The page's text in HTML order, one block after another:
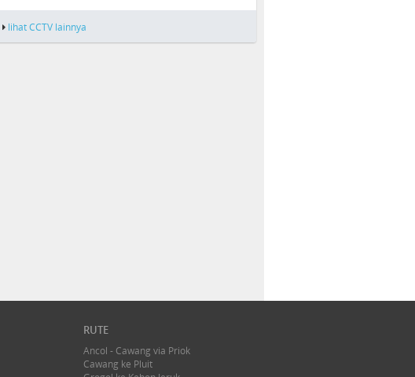
lihat CCTV lainnya
RUTE
Ancol - Cawang via Priok
Cawang ke Pluit